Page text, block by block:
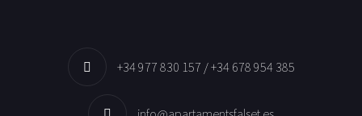
+34 977 830 157 / +34 678 954 385